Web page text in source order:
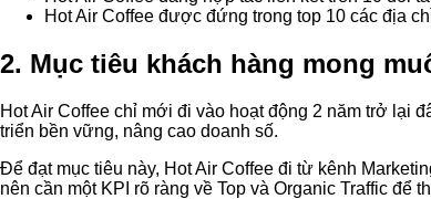
Hot Air Coffee được đứng trong top 10 các địa
2. Mục tiêu khách hàng mong
Hot Air Coffee chỉ mới đi vào hoạt động 2 năm trở lại
triển bền vững, nâng cao doanh số.
Để đạt mục tiêu này, Hot Air Coffee đi từ kênh
nên cần một KPI rõ ràng về Top và Organic Traffic để